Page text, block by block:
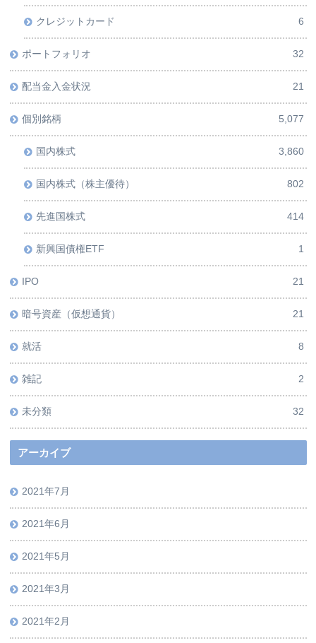
クレジットカード 6
ポートフォリオ 32
配当金入金状況 21
個別銘柄 5,077
国内株式 3,860
国内株式（株主優待） 802
先進国株式 414
新興国債権ETF 1
IPO 21
暗号資産（仮想通貨） 21
就活 8
雑記 2
未分類 32
アーカイブ
2021年7月
2021年6月
2021年5月
2021年3月
2021年2月